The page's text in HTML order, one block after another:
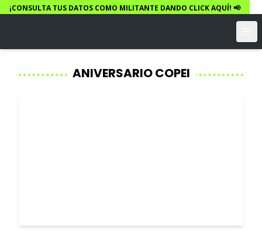
¡CONSULTA TUS DATOS COMO MILITANTE DANDO CLICK AQUÍ! 📢
ANIVERSARIO COPEI